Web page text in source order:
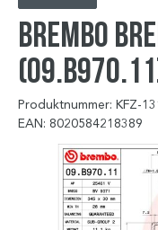
BREMBO
Produktnummer: KFZ-
EAN: 8020584218389